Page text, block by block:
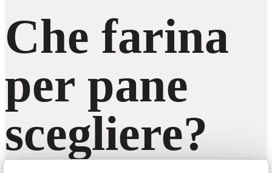
Che farina
per pane
scegliere?